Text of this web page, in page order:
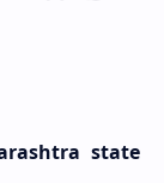
state